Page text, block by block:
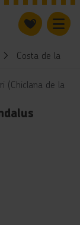
Costa de la Luz
(Chiclana de la